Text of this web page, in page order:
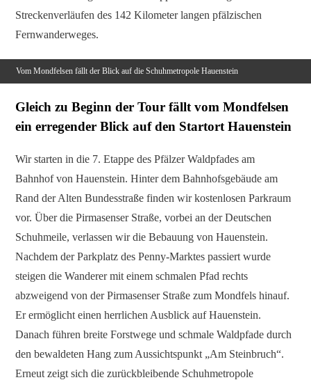
Streckenverläufen des 142 Kilometer langen pfälzischen
Fernwanderweges.
Vom Mondfelsen fällt der Blick auf die Schuhmetropole Hauenstein
Gleich zu Beginn der Tour fällt vom Mondfelsen
ein erregender Blick auf den Startort Hauenstein
Wir starten in die 7. Etappe des Pfälzer Waldpfades am
Bahnhof von Hauenstein. Hinter dem Bahnhofsgebäude am
Rand der Alten Bundesstraße finden wir kostenlosen Parkraum
vor. Über die Pirmasenser Straße, vorbei an der Deutschen
Schuhmeile, verlassen wir die Bebauung von Hauenstein.
Nachdem der Parkplatz des Penny-Marktes passiert wurde
steigen die Wanderer mit einem schmalen Pfad rechts
abzweigend von der Pirmasenser Straße zum Mondfels hinauf.
Er ermöglicht einen herrlichen Ausblick auf Hauenstein.
Danach führen breite Forstwege und schmale Waldpfade durch
den bewaldeten Hang zum Aussichtspunkt „Am Steinbruch“.
Erneut zeigt sich die zurückbleibende Schuhmetropole